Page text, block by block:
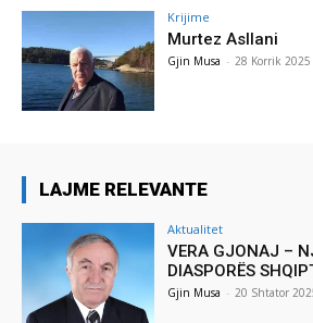
Krijime
Murtez Asllani
Gjin Musa - 28 Korrik 2025
LAJME RELEVANTE
Aktualitet
VERA GJONAJ –
DIASPORËS
Gjin Musa - 20 Shtator